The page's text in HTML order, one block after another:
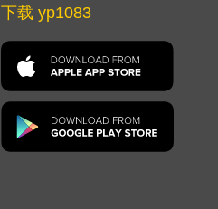
下载 yp1083